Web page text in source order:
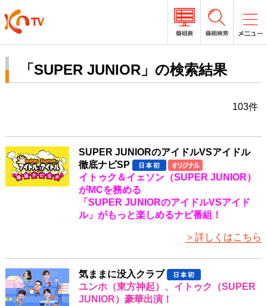
「SUPER JUNIOR」の検索結果
103件
SUPER JUNIORのアイドルVSアイドル
徹底ナビSP
イトゥク＆イェソン（SUPER JUNIOR）
がMCを務める
「SUPER JUNIORのアイドルVSアイド
ル」がもっと楽しめるナビ番組！
＞詳しくはこちら
気ままに没入クラブ
ユンホ（東方神起）、イトゥク（SUPER
JUNIOR）豪華出演！